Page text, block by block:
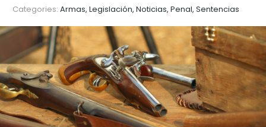
Categories: Armas, Legislación, Noticias, Penal, Sentencias